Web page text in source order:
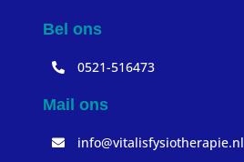
Bel ons
0521-516473
Mail ons
info@vitalisfysiotherapie.nl